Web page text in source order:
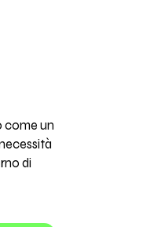
come un
di